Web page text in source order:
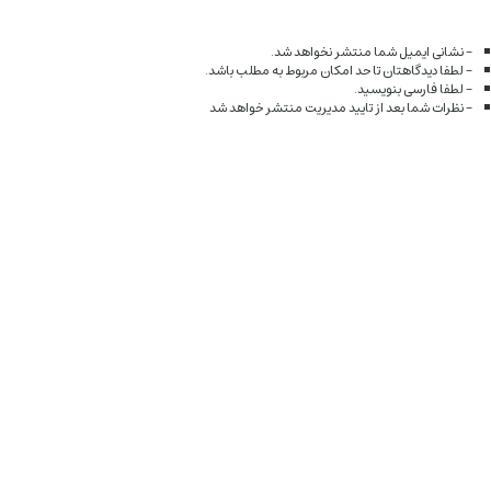
- نشانی ایمیل شما منتشر نخواهد شد.
- لطفا دیدگاهتان تا حد امکان مربوط به مطلب باشد.
- لطفا فارسی بنویسید.
- نظرات شما بعد از تایید مدیریت منتشر خواهد شد